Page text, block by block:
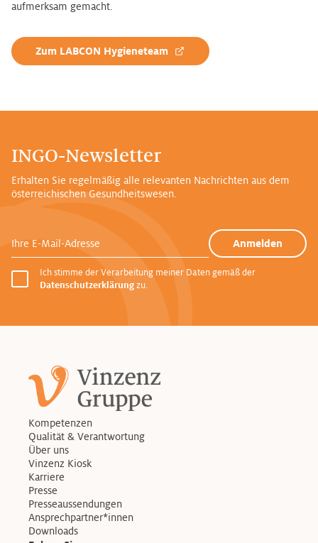
aufmerksam gemacht.
Zum LABCON Hygieneteam
INGO-Newsletter
Erhalten Sie regelmäßig alle relevanten Nachrichten aus dem
österreichischen Gesundheitswesen.
Ihre E-Mail-Adresse
Anmelden
Ich stimme der Verarbeitung meiner Daten gemäß der
Datenschutzerklärung zu.
Kompetenzen
Qualität & Verantwortung
Über uns
Vinzenz Kiosk
Karriere
Presse
Presseaussendungen
Ansprechpartner*innen
Downloads